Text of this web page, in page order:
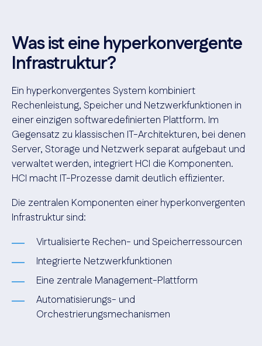
Was ist eine hyperkonvergente
Infrastruktur?
Ein hyperkonvergentes System kombiniert
Rechenleistung, Speicher und Netzwerkfunktionen in
einer einzigen softwaredefinierten Plattform. Im
Gegensatz zu klassischen IT-Architekturen, bei denen
Server, Storage und Netzwerk separat aufgebaut und
verwaltet werden, integriert HCI die Komponenten.
HCI macht IT-Prozesse damit deutlich effizienter.
Die zentralen Komponenten einer hyperkonvergenten
Infrastruktur sind:
Virtualisierte Rechen- und Speicherressourcen
Integrierte Netzwerkfunktionen
Eine zentrale Management-Plattform
Automatisierungs- und
Orchestrierungsmechanismen